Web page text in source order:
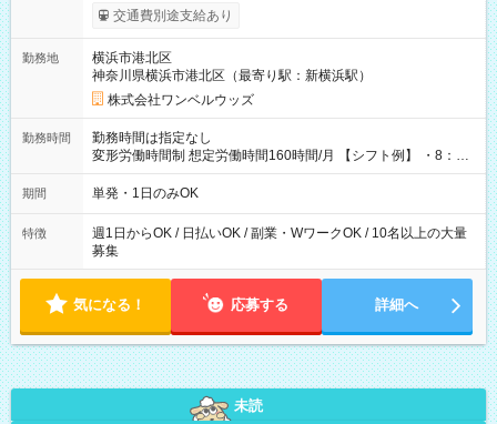
いOK！（規定あり） ┗働いたその日に現金GET♪ お仕事後はコ
ンビニATMから 日払い分を引き落とせます！ 【試用期間】試
交通費別途支給あり
勤務地
横浜市港北区
神奈川県横浜市港北区（最寄り駅：新横浜駅）
株式会社ワンベルウッズ
勤務時間
勤務時間は指定なし
変形労働時間制 想定労働時間160時間/月 【シフト例】 ・8：00
～21：00
期間 単発・1日のみOK
特徴
週1日からOK / 日払いOK / 副業・WワークOK / 10名以上の大量
募集
気になる！ 応募する 詳細へ
未読